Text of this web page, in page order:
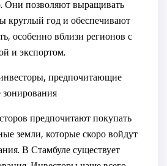
Они позволяют выращивать
круглый год и обеспечивают
особенно вблизи регионов с
и экспортом.
предпочитающие
предпочитают покупать
земли, которые скоро войдут
В Стамбуле существует